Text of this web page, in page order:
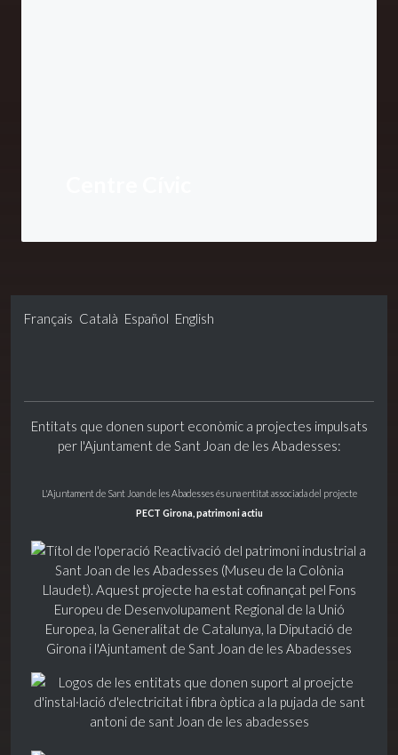
Français Català Español English
Entitats que donen suport econòmic a projectes impulsats
per l'Ajuntament de Sant Joan de les Abadesses:
L'Ajuntament de Sant Joan de les Abadesses és una entitat associada del projecte
PECT Girona, patrimoni actiu